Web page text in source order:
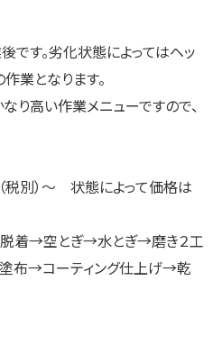
です。劣化状態によってはヘッ
業となります。
り高い作業メニューですので、
税別）～ 状態によって価格は
脱着→空とぎ→水とぎ→磨き２工
布→コーティング仕上げ→乾